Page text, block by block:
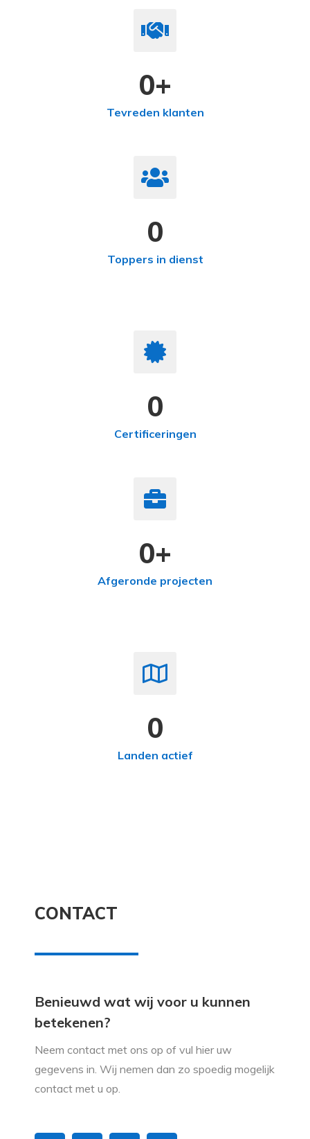
Tevreden klanten
0+
Toppers in dienst
0
Certificeringen
0
Afgeronde projecten
0+
Landen actief
0
CONTACT
Benieuwd wat wij voor u kunnen
betekenen?
Neem contact met ons op of vul hier uw
gegevens in. Wij nemen dan zo spoedig mogelijk
contact met u op.